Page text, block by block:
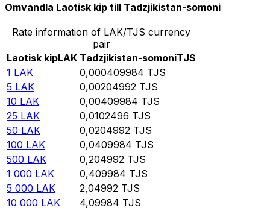
Omvandla Laotisk kip till Tadzjikistan-somoni
Rate information of LAK/TJS currency
pair
Laotisk kipLAK Tadzjikistan-somoniTJS
1 LAK 0,000409984 TJS
5 LAK 0,00204992 TJS
10 LAK 0,00409984 TJS
25 LAK 0,0102496 TJS
50 LAK 0,0204992 TJS
100 LAK 0,0409984 TJS
500 LAK 0,204992 TJS
1 000 LAK 0,409984 TJS
5 000 LAK 2,04992 TJS
10 000 LAK 4,09984 TJS